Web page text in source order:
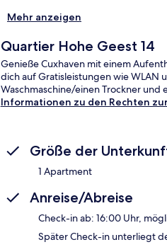
Mehr anzeigen
Quartier Hohe Geest 14
Genieße Cuxhaven mit einem
dich auf Gratisleistungen wie WLAN
Waschmaschine/einen Trockner und
Informationen zu den Rechten
Größe der
1 Apartment
Anreise/Abreise
Check-in ab: 16:00 Uhr,
Später Check-in unterliegt